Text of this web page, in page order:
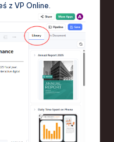
z VP Online.